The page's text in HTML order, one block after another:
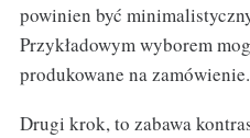
powinien być
Przykładowym wyborem
produkowane na zamówienie.
Drugi krok, to zabawa